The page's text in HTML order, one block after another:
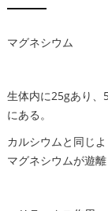
マグネシウム
生体内に25gあり、
にある。
カルシウムと同じ
マグネシウムが遊離